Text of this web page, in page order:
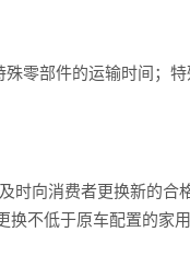
零部件的运输时间；
时向消费者更换新的合
不低于原车配置的家用